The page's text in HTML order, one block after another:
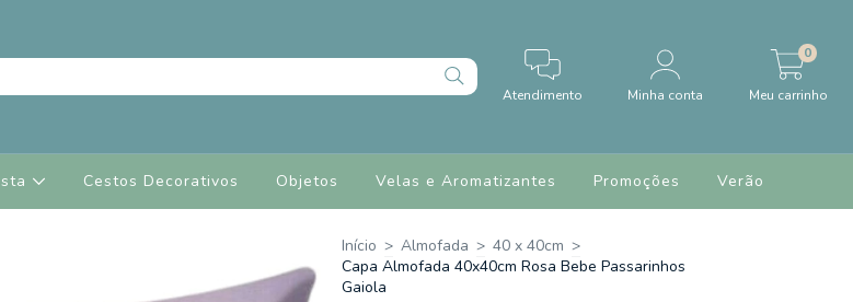
Atendimento Minha conta Meu carrinho
0
Cestos Decorativos Objetos Velas e Aromatizantes Promoções Verão
Início > Almofada > 40 x 40cm >
Capa Almofada 40x40cm Rosa Bebe Passarinhos
Gaiola